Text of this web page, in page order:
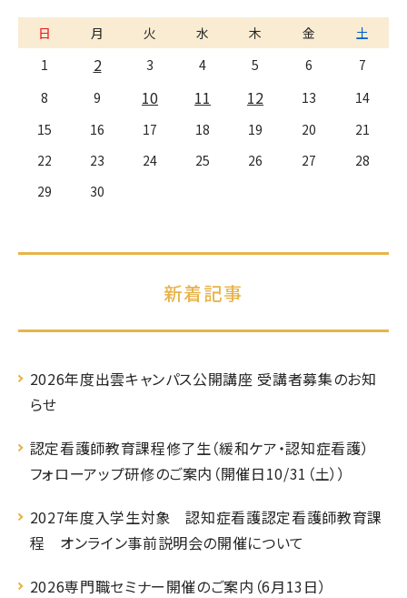
日 月 火 水 木 金
土
1
2 3 4 5 6
7
8
9 10 11 12 13
14
15
16 17 18 19 20
21
22
23 24 25 26 27
28
29
30
新着記事
2026年度出雲キャンパス公開講座 受講者募集のお知
らせ
認定看護師教育課程修了生（緩和ケア・認知症看護）
フォローアップ研修のご案内（開催日10/31（土））
2027年度入学生対象 認知症看護認定看護師教育課
程 オンライン事前説明会の開催について
2026専門職セミナー開催のご案内（6月13日）